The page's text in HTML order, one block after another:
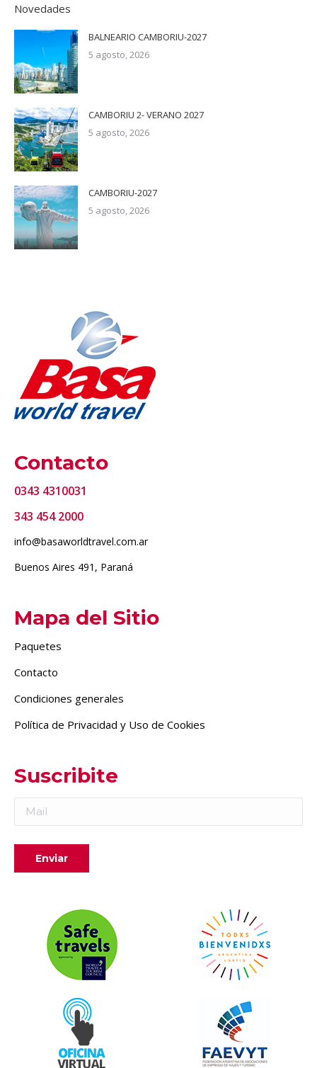
Novedades
BALNEARIO CAMBORIU-2027
5 agosto, 2026
CAMBORIU 2- VERANO 2027
5 agosto, 2026
CAMBORIU-2027
5 agosto, 2026
Contacto
0343 4310031
343 454 2000
info@basaworldtravel.com.ar
Buenos Aires 491, Paraná
Mapa del Sitio
Paquetes
Contacto
Condiciones generales
Política de Privacidad y Uso de Cookies
Suscribite